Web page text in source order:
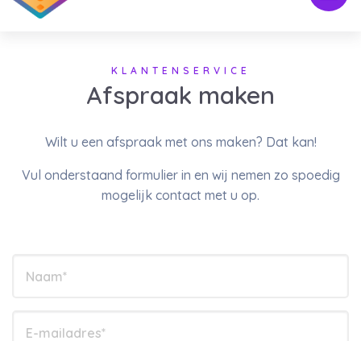
Afspraak maken
KLANTENSERVICE
Wilt u een afspraak met ons maken? Dat kan!
Vul onderstaand formulier in en wij nemen zo spoedig
mogelijk contact met u op.